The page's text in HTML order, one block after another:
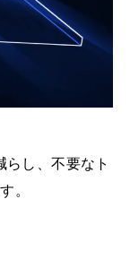
し、不要なト
。